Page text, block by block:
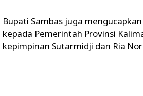
Bupati Sambas juga
kepada Pemerintah Provinsi
kepimpinan Sutarmidji dan Ria